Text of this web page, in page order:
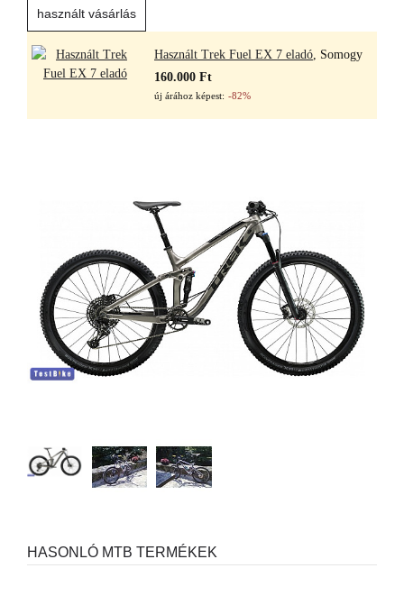
használt vásárlás
Használt Trek Fuel EX 7 eladó, Somogy
160.000 Ft
új árához képest: -82%
HASONLÓ MTB TERMÉKEK